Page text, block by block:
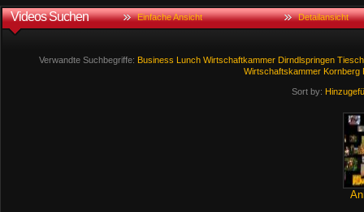
Videos Suchen Einfache Ansicht Detailansicht
Verwandte Suchbegriffe: Business Lunch Wirtschaftkammer Dirndlspringen
Wirtschaftskammer Kornberg
Sort by: